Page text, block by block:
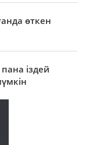
өткен
іздей